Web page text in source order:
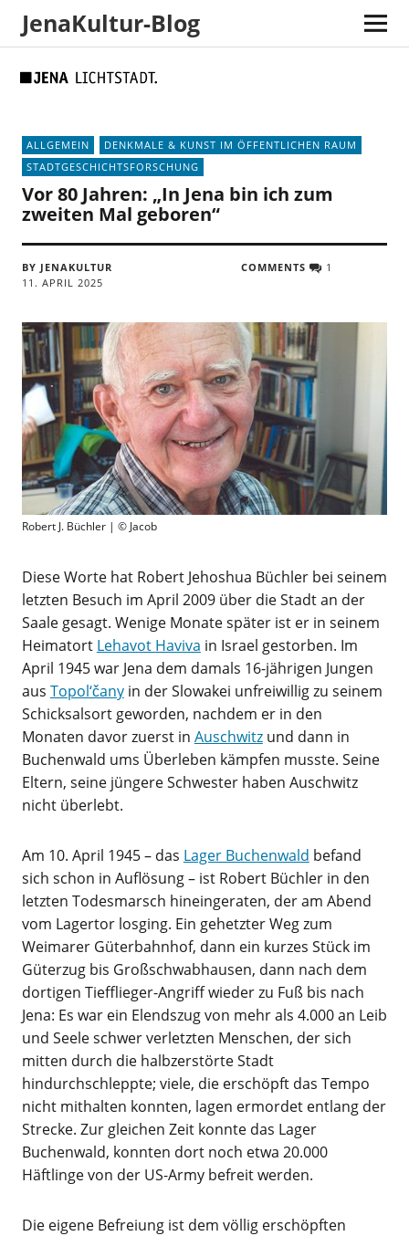
map
JenaKultur-Blog
ALLGEMEIN
DENKMALE & KUNST IM ÖFFENTLICHEN RAUM
STADTGESCHICHTSFORSCHUNG
Vor 80 Jahren: „In Jena bin ich zum
zweiten Mal geboren“
BY JENAKULTUR
11. APRIL 2025
COMMENTS 1
Robert J. Büchler | © Jacob
Diese Worte hat Robert Jehoshua Büchler bei seinem
letzten Besuch im April 2009 über die Stadt an der
Saale gesagt. Wenige Monate später ist er in seinem
Heimatort Lehavot Haviva in Israel gestorben. Im
April 1945 war Jena dem damals 16-jährigen Jungen
aus Topol‘čanyin der Slowakei unfreiwillig zu seinem
Schicksalsort geworden, nachdem er in den
Monaten davor zuerst in Auschwitzund dann in
Buchenwald ums Überleben kämpfen musste. Seine
Eltern, seine jüngere Schwester haben Auschwitz
nicht überlebt.
Am 10. April 1945 – das Lager Buchenwald befand
sich schon in Auflösung – ist Robert Büchler in den
letzten Todesmarsch hineingeraten, der am Abend
vom Lagertor losging. Ein gehetzter Weg zum
Weimarer Güterbahnhof, dann ein kurzes Stück im
Güterzug bis Großschwabhausen, dann nach dem
dortigen Tiefflieger-Angriff wieder zu Fuß bis nach
Jena: Es war ein Elendszug von mehr als 4.000 an Leib
und Seele schwer verletzten Menschen, der sich
mitten durch die halbzerstörte Stadt
hindurchschleppte; viele, die erschöpft das Tempo
nicht mithalten konnten, lagen ermordet entlang der
Strecke. Zur gleichen Zeit konnte das Lager
Buchenwald, konnten dort noch etwa 20.000
Häftlinge von der US-Army befreit werden.
Die eigene Befreiung ist dem völlig erschöpften